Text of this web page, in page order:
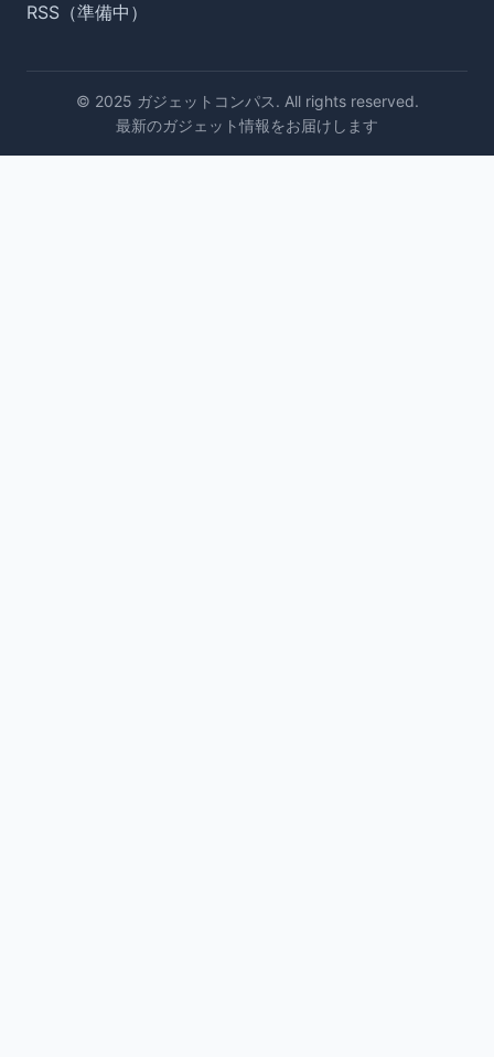
RSS（準備中）
© 2025 ガジェットコンパス. All rights reserved.
最新のガジェット情報をお届けします